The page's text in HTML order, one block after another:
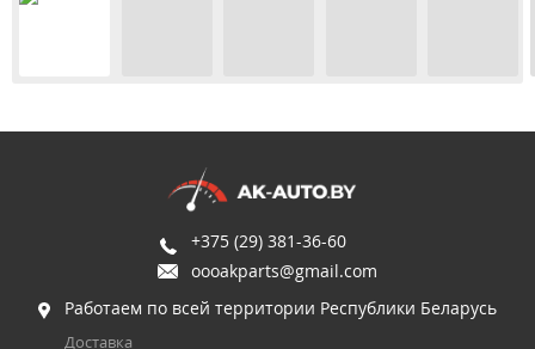
+375 (29) 381-36-60
oooakparts@gmail.com
Работаем по всей территории Республики Беларусь
Доставка